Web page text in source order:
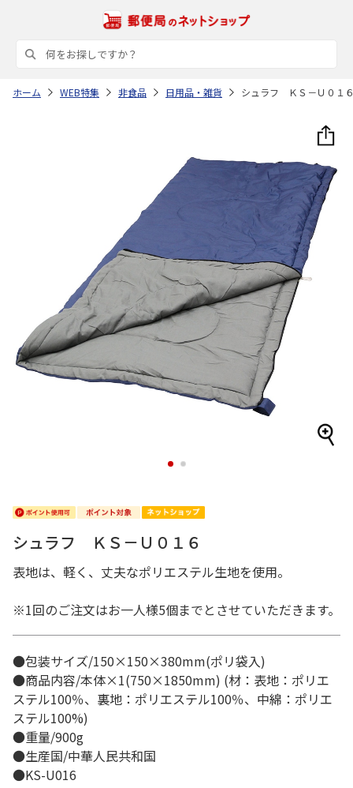
ホーム WEB特集 非食品 日用品・雑貨 シュラフ ＫＳ－Ｕ０１
1 2
シュラフ ＫＳ－Ｕ０１６
表地は、軽く、丈夫なポリエステル生地を使用。
※1回のご注文はお一人様5個までとさせていただきます。
●包装サイズ/150×150×380mm(ポリ袋入)
●商品内容/本体×1(750×1850mm) (材：表地：ポリエ
ステル100％、裏地：ポリエステル100％、中綿：ポリエ
ステル100%)
●重量/900g
●生産国/中華人民共和国
●KS-U016